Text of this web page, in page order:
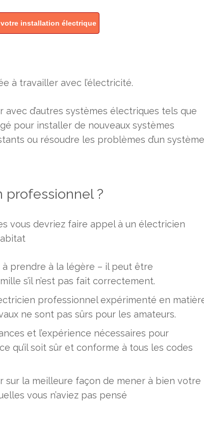
installation électrique
à travailler avec l’électricité.
d’autres systèmes électriques tels que
pour installer de nouveaux systèmes
ou résoudre les problèmes d’un système
professionnel ?
vous devriez faire appel à un électricien
prendre à la légère – il peut être
s’il n’est pas fait correctement.
professionnel expérimenté en
ne sont pas sûrs pour les amateurs.
et l’expérience nécessaires pour
qu’il soit sûr et conforme à tous les codes
sur la meilleure façon de mener à bien votre
vous n’aviez pas pensé